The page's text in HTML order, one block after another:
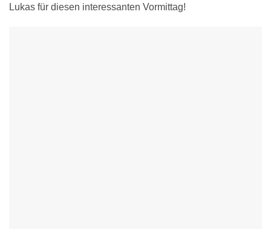
Lukas für diesen interessanten Vormittag!